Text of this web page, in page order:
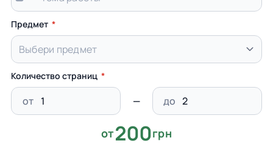
Предмет
Количество страниц
от до
от200грн